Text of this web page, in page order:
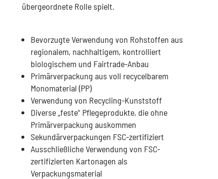
übergeordnete Rolle spielt.
Bevorzugte Verwendung von Rohstoffen aus
regionalem, nachhaltigem, kontrolliert
biologischem und Fairtrade-Anbau
Primärverpackung aus voll recycelbarem
Monomaterial (PP)
Verwendung von Recycling-Kunststoff
Diverse „feste“ Pflegeprodukte, die ohne
Primärverpackung auskommen
Sekundärverpackungen FSC-zertifiziert
Ausschließliche Verwendung von FSC-
zertifizierten Kartonagen als
Verpackungsmaterial